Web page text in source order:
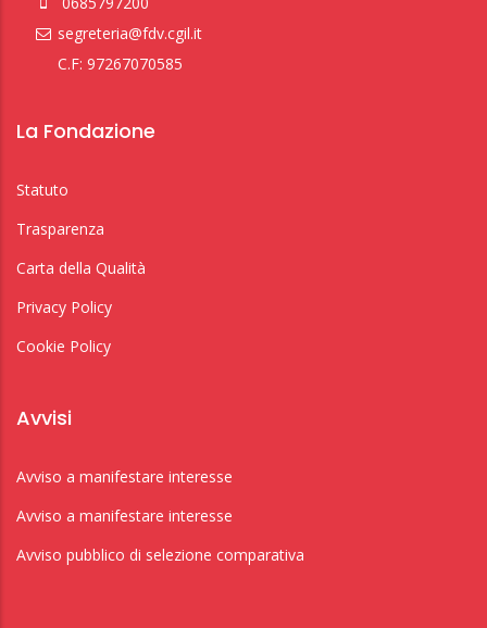
segreteria@fdv.cgil.it
C.F: 97267070585
La Fondazione
Statuto
Trasparenza
Carta della Qualità
Privacy Policy
Cookie Policy
Avvisi
Avviso a manifestare interesse
Avviso a manifestare interesse
Avviso pubblico di selezione comparativa